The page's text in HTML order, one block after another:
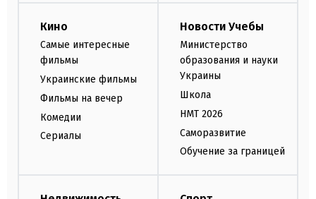
Кино
Самые интересные
фильмы
Украинские фильмы
Фильмы на вечер
Комедии
Сериалы
Новости Учебы
Министерство
образования и науки
Украины
Школа
НМТ 2026
Саморазвитие
Обучение за границей